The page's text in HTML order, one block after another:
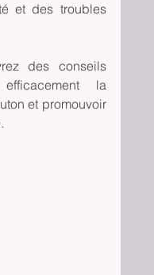
et des troubles
des conseils
la
et promouvoir